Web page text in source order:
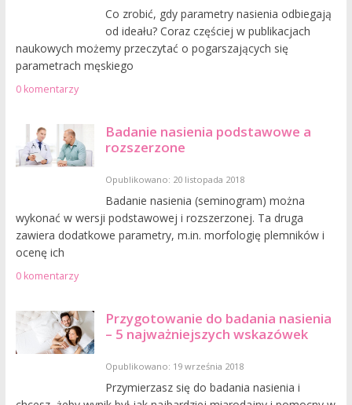
Co zrobić, gdy parametry nasienia odbiegają
od ideału? Coraz częściej w publikacjach
naukowych możemy przeczytać o pogarszających się
parametrach męskiego
0 komentarzy
Badanie nasienia podstawowe a
rozszerzone
Opublikowano: 20 listopada 2018
Badanie nasienia (seminogram) można
wykonać w wersji podstawowej i rozszerzonej. Ta druga
zawiera dodatkowe parametry, m.in. morfologię plemników i
ocenę ich
0 komentarzy
Przygotowanie do badania nasienia
– 5 najważniejszych wskazówek
Opublikowano: 19 września 2018
Przymierzasz się do badania nasienia i